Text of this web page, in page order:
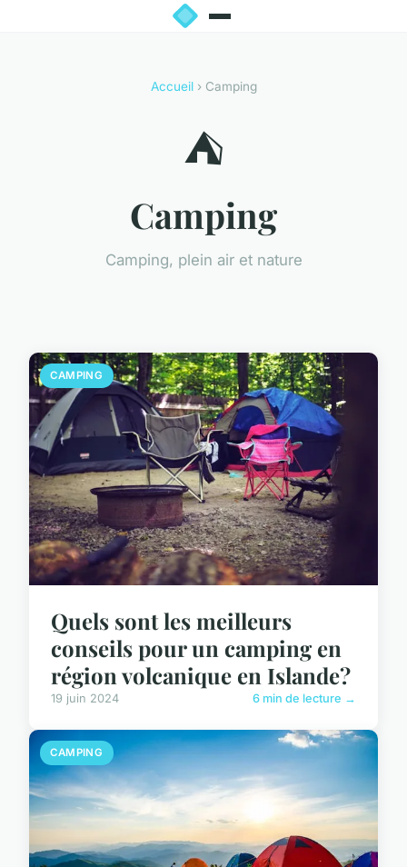
Accueil› Camping
⛺
Camping
Camping, plein air et nature
CAMPING
Quels sont les meilleurs
conseils pour un camping en
région volcanique en Islande?
19 juin 2024 6 min de lecture →
CAMPING